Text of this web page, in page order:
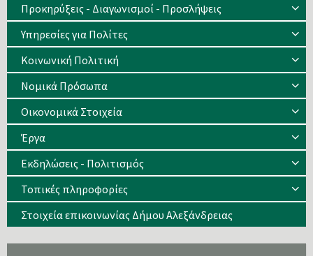
Προκηρύξεις - Διαγωνισμοί - Προσλήψεις
Υπηρεσίες για Πολίτες
Κοινωνική Πολιτική
Νομικά Πρόσωπα
Οικονομικά Στοιχεία
Έργα
Εκδηλώσεις - Πολιτισμός
Τοπικές πληροφορίες
Στοιχεία επικοινωνίας Δήμου Αλεξάνδρειας